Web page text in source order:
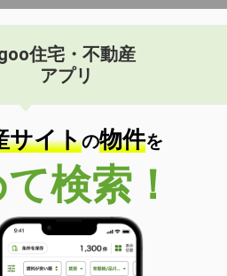
住宅・不動産
アプリ
サイトの物件を
検索！